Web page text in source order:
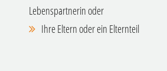
Lebenspartnerin oder
Ihre Eltern oder ein Elternteil